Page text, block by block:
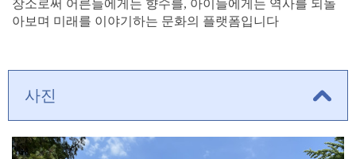
장소로써 어른들에게는 향수를, 아이들에게는 역사를 되돌
아보며 미래를 이야기하는 문화의 플랫폼입니다
사진